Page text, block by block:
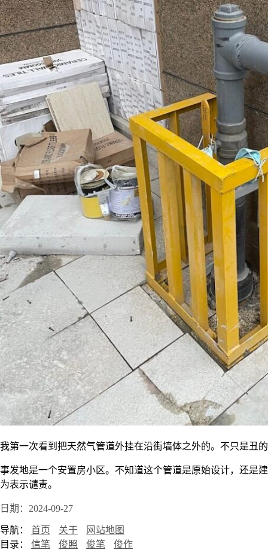
我第一次看到把天然气管道外挂在沿街墙体之外的。不只是丑
事发地是一个安置房小区。不知道这个管道是原始设计，还是
为表示谴责。
日期：2024-09-27
导航： 首页 关于
网站地图
目录： 信笔 俊照 俊笔
俊作